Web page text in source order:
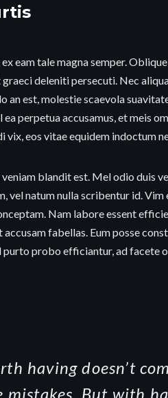
eam tale magna semper.
deleniti persecuti. Nec
an est, molestie scaevola
perpetua accusamus, et meis
vix, eos vitae equidem indoctum
blandit est. Mel odio duis
vel natum nulla scribentur id. Vim
Nam labore essent
fabellas. Eum posse
purto probo efficiantur, ad facete
having doesn’t
mistakes. But with